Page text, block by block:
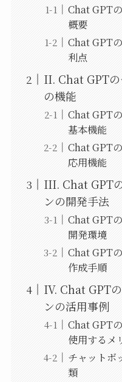
Chat GPT
概要
Chat GPT
利点
II. Chat GPTの
の機能
Chat GPT
基本機能
Chat GPT
応用機能
III. Chat GPT
ンの開発手法
Chat GPT
開発環境
Chat GPT
作成手順
IV. Chat GPT
ンの活用事例
Chat GPT
使用するメ
チャットボ
類